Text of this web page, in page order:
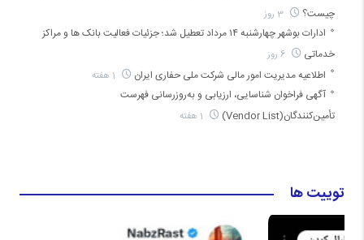
چیست؟
ادارات بوشهر چهارشنبه ۱۴ مرداد تعطیل شد؛ جزئیات فعالیت بانک ها و مراکز
خدماتی
اطلاعیه مدیریت امور مالی شرکت ملی حفاری ایران
آگهی فراخوان شناسایی، ارزیابی و به‌روزرسانی فهرست
تأمین‌کنندگان(Vendor List)
توییت ها